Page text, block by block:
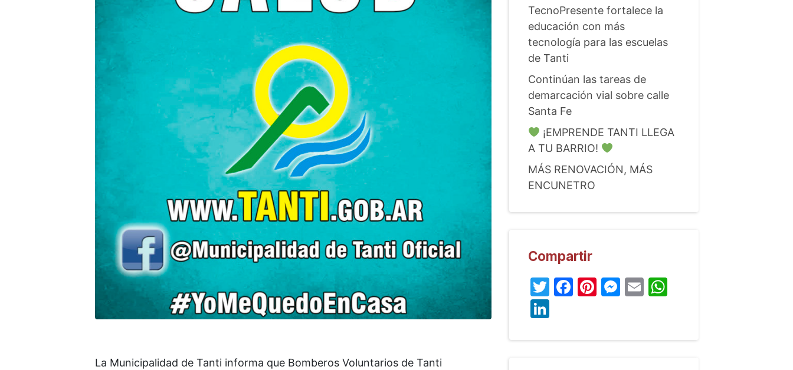
La Municipalidad de Tanti informa que Bomberos Voluntarios de Tanti
TecnoPresente fortalece la
educación con más
tecnología para las escuelas
de Tanti
Continúan las tareas de
demarcación vial sobre calle
Santa Fe
¡EMPRENDE TANTI LLEGA
A TU BARRIO!
MÁS RENOVACIÓN, MÁS
ENCUNETRO
Compartir
Twitter
Facebook
Pinterest
Messenger
EmailWhatsApp
LinkedIn